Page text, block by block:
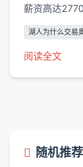
薪资高达
年球队薪资
在自传中透露
湖人为什么交易
阅读全文
随机推荐